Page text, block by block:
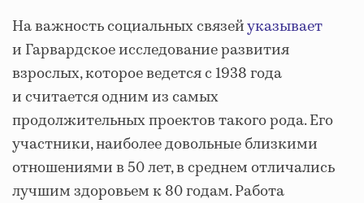
На важность социальных связейуказывает
и Гарвардское исследование развития
взрослых, которое ведется с 1938 года
и считается одним из самых
продолжительных проектов такого рода. Его
участники, наиболее довольные близкими
отношениями в 50 лет, в среднем отличались
лучшим здоровьем к 80 годам. Работа